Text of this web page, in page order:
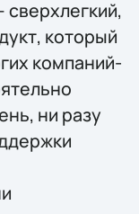
который
компаний-
ни разу